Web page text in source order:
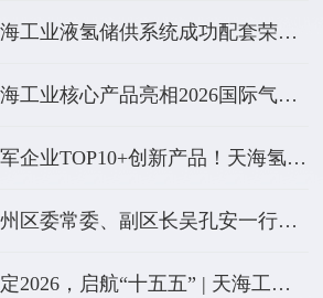
业液氢储供系统成功配套荣程新能重卡，赋能液氢全链条示范项目在津落地
工业核心产品亮相2026国际气体工业博览会
业TOP10+创新产品！天海氢能荣膺中关村氢能产业联盟双项大奖
区委常委、副区长吴孔安一行到天海工业调研
，启航“十五五” | 天海工业召开六届七次员代会暨2026年工作会